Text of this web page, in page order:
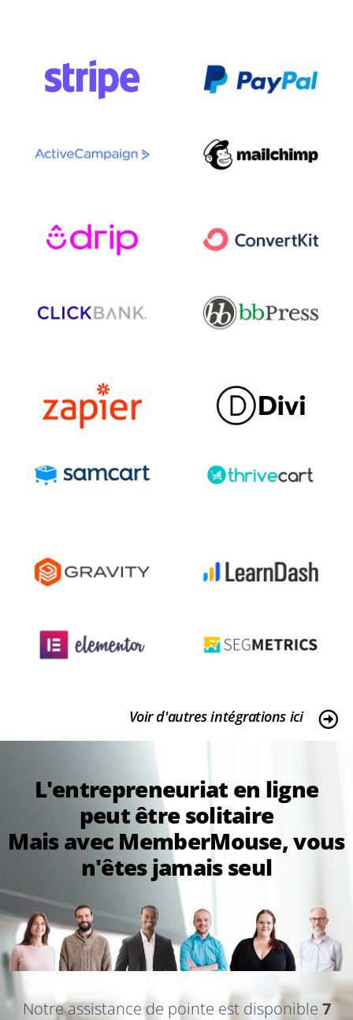
Voir d'autres intégrations ici
L'entrepreneuriat en ligne
peut être solitaire
Mais avec MemberMouse, vous
n'êtes jamais seul
Notre assistance de pointe est disponible 7